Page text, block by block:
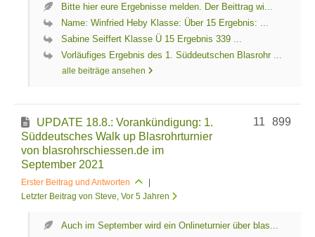
Bitte hier eure Ergebnisse melden. Der Beittrag wi...
Name: Winfried Heby Klasse: Über 15 Ergebnis: ...
Sabine Seiffert Klasse Ü 15 Ergebnis 339 ...
Vorläufiges Ergebnis des 1. Süddeutschen Blasrohr ...
alle beiträge ansehen
UPDATE 18.8.: Vorankündigung: 1.
Süddeutsches Walk up Blasrohrturnier
von blasrohrschiessen.de im
September 2021
Erster Beitrag und Antworten
|
Letzter Beitrag von Steve , Vor 5 Jahren
899
11
Auch im September wird ein Onlineturnier über blas...